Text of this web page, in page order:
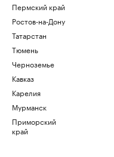
Пермский край
Ростов-на-Дону
Татарстан
Тюмень
Черноземье
Кавказ
Карелия
Мурманск
Приморский
край